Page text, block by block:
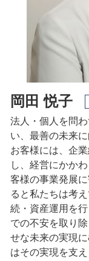
事業承継 日
会社設立 愛
税務相談
岡田 悦子
法人・個人を問
い、最善の未来
お客様には、企
し、経営にかか
客様の事業発展
ると私たちは考え
続・資産運用を
での不安を取り
せな未来の実現
はその実現を支